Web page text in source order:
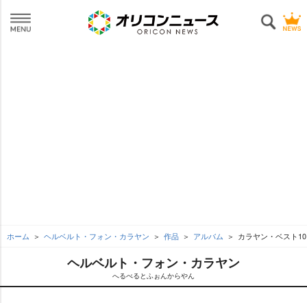
ホーム ヘルベルト・フォン・カラヤン 作品 アルバム カラヤン・ベスト
ヘルベルト・フォン・カラヤン
へるべるとふぉんからやん